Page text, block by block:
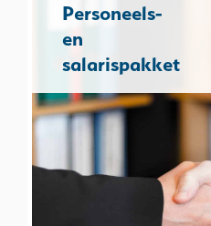
Personeels-
en
salarispakket